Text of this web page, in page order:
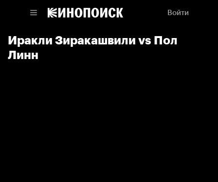
Войти
Иракли Зиракашвили vs Пол
Линн